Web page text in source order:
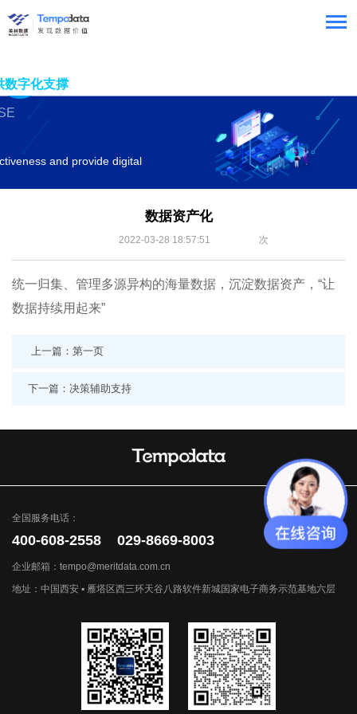
数字化支撑
and provide digital
数据资产化
2022-03-28 18:57:51 次
统一归集、管理多源异构的海量数据，沉淀数据资产，“让
数据持续用起来”
上一篇：第一页
下一篇：决策辅助支持
全国服务电话：
400-608-2558 029-8669-8003
企业邮箱：tempo@meritdata.com.cn
地址：中国西安 ▪ 雁塔区西三环天谷八路软件新城国家电子商务示范基地六层